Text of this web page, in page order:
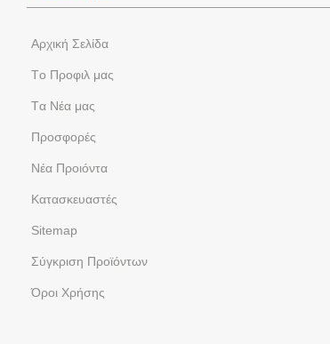
Aρχική Σελίδα
Tο Προφιλ μας
Tα Νέα μας
Προσφορές
Νέα Προιόντα
Kατασκευαστές
Sitemap
Σύγκριση Προϊόντων
Όροι Χρήσης